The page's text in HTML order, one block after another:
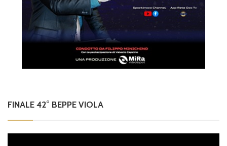
FINALE 42° BEPPE VIOLA